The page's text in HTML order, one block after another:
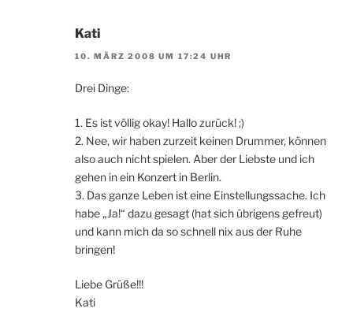
Kati
10. MÄRZ 2008 UM 17:24 UHR
Drei Dinge:
1. Es ist völlig okay! Hallo zurück! ;)
2. Nee, wir haben zurzeit keinen Drummer, können
also auch nicht spielen. Aber der Liebste und ich
gehen in ein Konzert in Berlin.
3. Das ganze Leben ist eine Einstellungssache. Ich
habe „Ja!“ dazu gesagt (hat sich übrigens gefreut)
und kann mich da so schnell nix aus der Ruhe
bringen!
Liebe Grüße!!!
Kati